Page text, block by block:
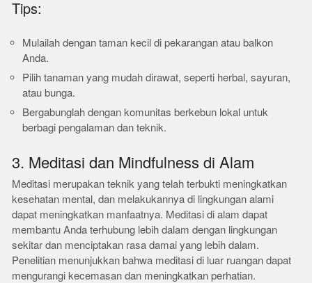
Tips:
Mulailah dengan taman kecil di pekarangan atau balkon
Anda.
Pilih tanaman yang mudah dirawat, seperti herbal, sayuran,
atau bunga.
Bergabunglah dengan komunitas berkebun lokal untuk
berbagi pengalaman dan teknik.
3. Meditasi dan Mindfulness di Alam
Meditasi merupakan teknik yang telah terbukti meningkatkan
kesehatan mental, dan melakukannya di lingkungan alami
dapat meningkatkan manfaatnya. Meditasi di alam dapat
membantu Anda terhubung lebih dalam dengan lingkungan
sekitar dan menciptakan rasa damai yang lebih dalam.
Penelitian menunjukkan bahwa meditasi di luar ruangan dapat
mengurangi kecemasan dan meningkatkan perhatian.